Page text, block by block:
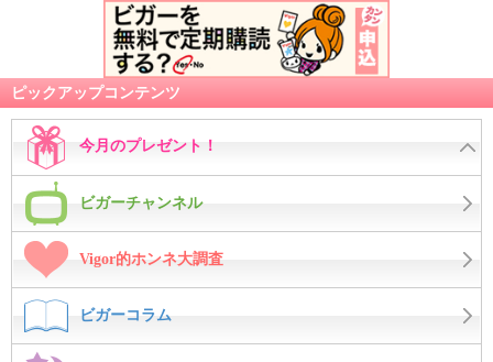
ピックアップコンテンツ
今月のプレゼント！
ビガーチャンネル
Vigor的ホンネ大調査
ビガーコラム